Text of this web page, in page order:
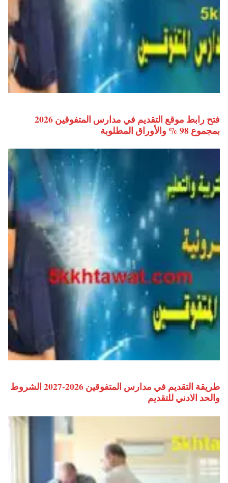
فتح رابط موقع التقديم في مدارس المتفوقين 2026
بمجموع 98 % والأوراق المطلوبة
طريقة التقديم في مدارس المتفوقين 2026-2027 الشروط
والحد الادني للتقديم